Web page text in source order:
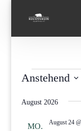
Anstehend
wählen.
August 2026
MO. August 24